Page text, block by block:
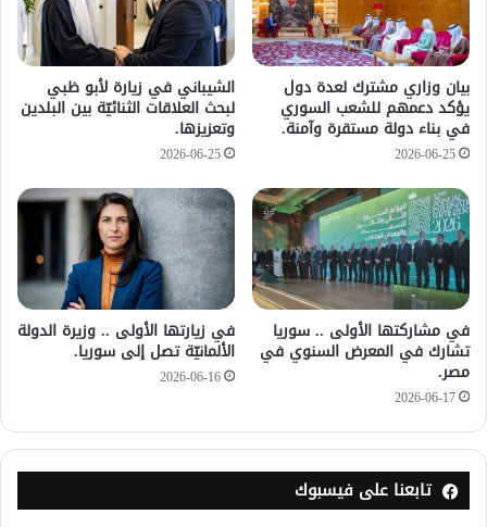
بيان وزاري مشترك لعدة دول
يؤكد دعمهم للشعب السوري
في بناء دولة مستقرة وآمنة.
2026-06-25
الشيباني في زيارة لأبو ظبي
لبحث العلاقات الثنائيّة بين البلدين
وتعزيزها.
2026-06-25
في مشاركتها الأولى .. سوريا
تشارك في المعرض السنوي في
مصر.
2026-06-17
في زيارتها الأولى .. وزيرة الدولة
الألمانيّة تصل إلى سوريا.
2026-06-16
تابعنا على فيسبوك